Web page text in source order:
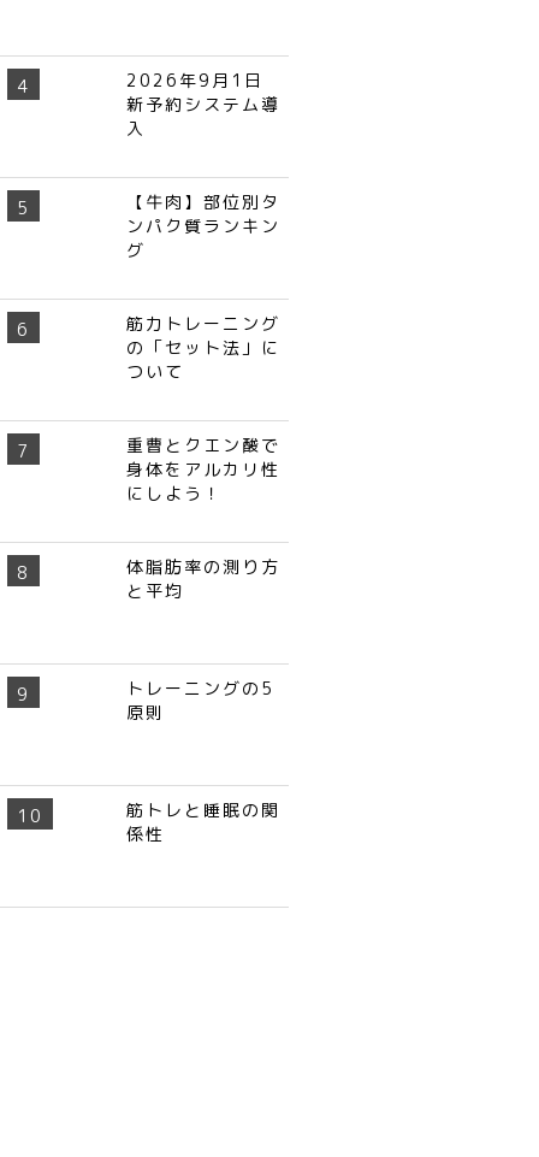
2026年9月1日
新予約システム導
入
【牛肉】部位別タ
ンパク質ランキン
グ
筋力トレーニング
の「セット法」に
ついて
重曹とクエン酸で
身体をアルカリ性
にしよう！
体脂肪率の測り方
と平均
トレーニングの5
原則
筋トレと睡眠の関
係性